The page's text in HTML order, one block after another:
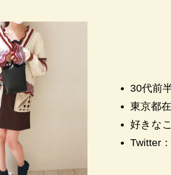
30代前
東京都
好きな
Twitter：